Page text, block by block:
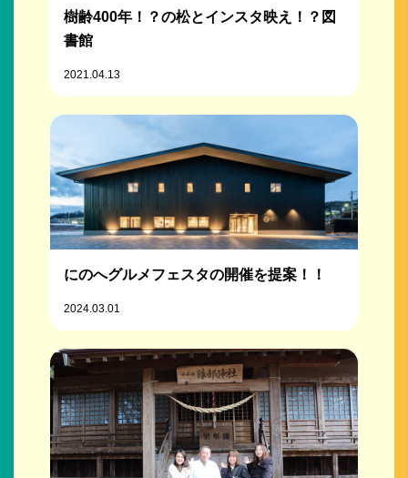
樹齢400年！？の松とインスタ映え！？図
書館
2021.04.13
にのへグルメフェスタの開催を提案！！
2024.03.01